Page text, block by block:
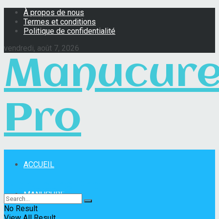
À propos de nous
Termes et conditions
Politique de confidentialité
vendredi, août 7, 2026
Pro
ACCUEIL
MANUCURE
No Result